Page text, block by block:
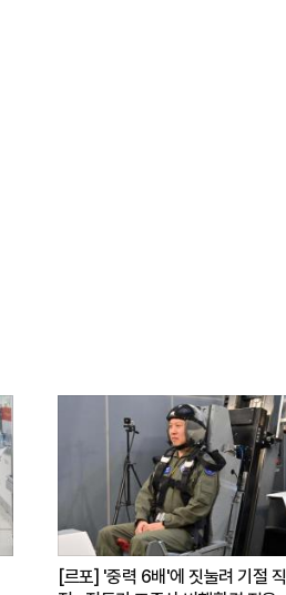
[르포] '중력 6배'에 짓눌려 기절 직